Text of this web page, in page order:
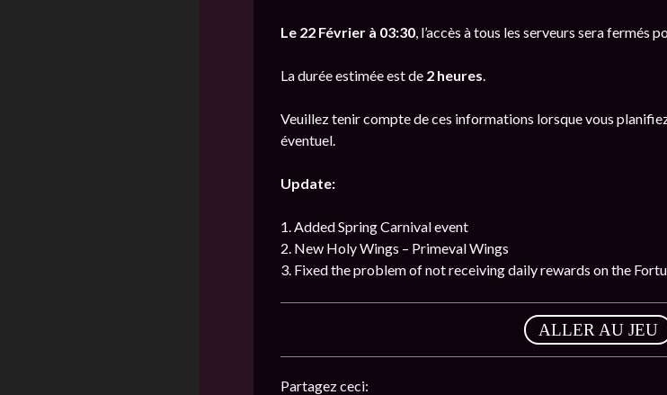
Le 22 Février à 03:30, l’accès à tous les serveurs sera fermés
La durée estimée est de 2 heures.
Veuillez tenir compte de ces informations lorsque vous
éventuel.
Update:
1. Added Spring Carnival event
2. New Holy Wings – Primeval Wings
3. Fixed the problem of not receiving daily rewards on the
ALLER AU JEU
Partagez ceci: